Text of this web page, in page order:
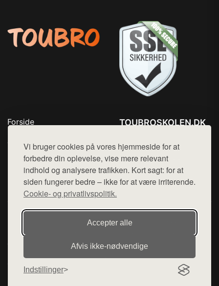
Vi bruger cookies på vores hjemmeside for at
forbedre din oplevelse, vise mere relevant
indhold og analysere trafikken. Kort sagt: for at
siden fungerer bedre – ikke for at være irriterende.
Cookie- og privatlivspolitik.
Accepter alle
Afvis ikke‑nødvendige
Indstillinger
Forside
Top Rabatter
Blog
Kontakt
TOUBROSKOLEN.DK
Mail: hej@want.dk
Cookie- og privatlivspolitik
Denne side er en del af want.dk, der udgiver en række
hjemmesider med præsentation af forskellige produkter fra
diverse webshops. Der sælges ikke varer fra denne side - vi
henviser til de shops, som sælger varen. Vi har heller ikke
varerne på lager.